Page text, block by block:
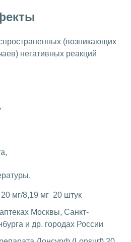
(возникающих
негативных реакций
мг/8,19 мг 20 штук
Москвы, Санкт-
и др. городах России